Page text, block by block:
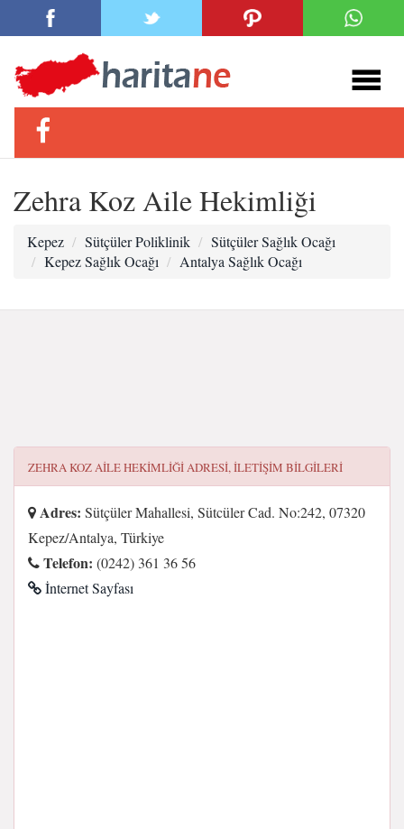
Zehra Koz Aile Hekimliği
Kepez Sütçüler Poliklinik
Sütçüler Sağlık Ocağı
Kepez Sağlık Ocağı
Antalya Sağlık Ocağı
ZEHRA KOZ AILE HEKIMLIĞIADRESI, ILETIŞIM BILGILERI
Adres: Sütçüler Mahallesi, Sütcüler Cad. No:242, 07320
Kepez/Antalya, Türkiye
Telefon: (0242) 361 36 56
İnternet Sayfası